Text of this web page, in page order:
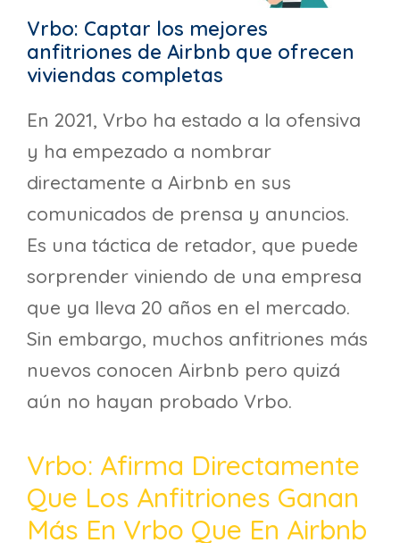
Vrbo: Captar los mejores
anfitriones de Airbnb que ofrecen
viviendas completas
En 2021, Vrbo ha estado a la ofensiva
y ha empezado a nombrar
directamente a Airbnb en sus
comunicados de prensa y anuncios.
Es una táctica de retador, que puede
sorprender viniendo de una empresa
que ya lleva 20 años en el mercado.
Sin embargo, muchos anfitriones más
nuevos conocen Airbnb pero quizá
aún no hayan probado Vrbo.
Vrbo: Afirma Directamente
Que Los Anfitriones Ganan
Más En Vrbo Que En Airbnb